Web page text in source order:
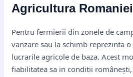
Agricultura Romaniei
Pentru fermierii din zonele de
vanzare sau la schimb reprezinta
lucrarile agricole de baza. Acest
fiabilitatea sa in conditii românești,